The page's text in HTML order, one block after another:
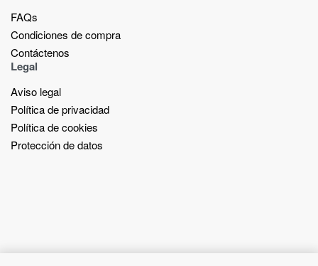
FAQs
Condiciones de compra
Contáctenos
Legal
Aviso legal
Política de privacidad
Política de cookies
Protección de datos